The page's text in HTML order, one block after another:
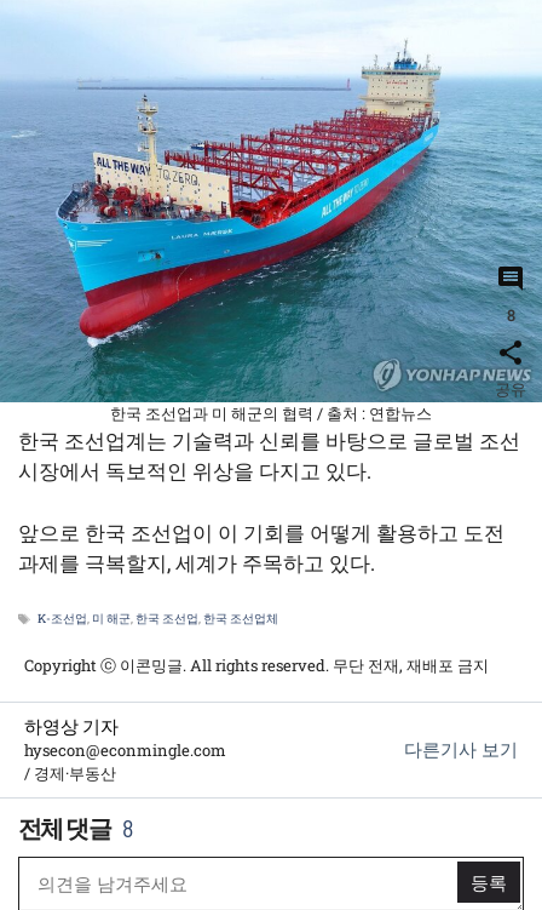
한국 조선업과 미 해군의 협력 / 출처 : 연합뉴스
한국 조선업계는 기술력과 신뢰를 바탕으로 글로벌 조선
시장에서 독보적인 위상을 다지고 있다.
앞으로 한국 조선업이 이 기회를 어떻게 활용하고 도전
과제를 극복할지, 세계가 주목하고 있다.
8
공유
태
K-조선업, 미 해군,한국 조선업,한국 조선업체
Copyright ⓒ 이콘밍글. All rights reserved. 무단 전재, 재배포 금지
하영상 기자
hysecon@econmingle.com
/ 경제·부동산
다른기사 보기
8